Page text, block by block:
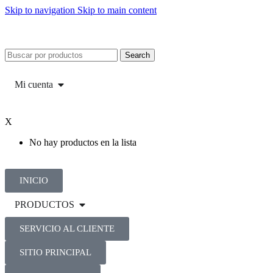
Skip to navigation Skip to main content
Search
Mi cuenta
X
No hay productos en la lista
INICIO
PRODUCTOS
SERVICIO AL CLIENTE
SITIO PRINCIPAL